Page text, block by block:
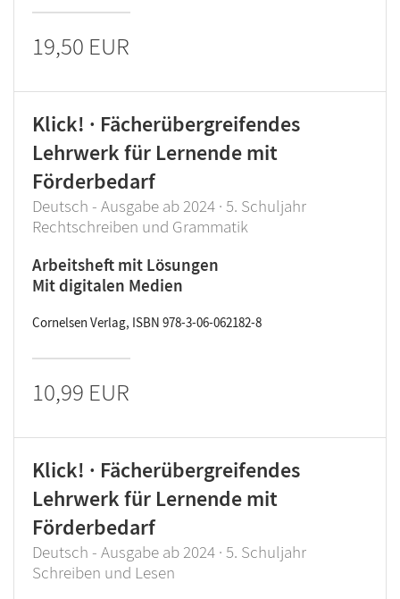
19,50 EUR
Klick! · Fächerübergreifendes
Lehrwerk für Lernende mit
Förderbedarf
Deutsch - Ausgabe ab 2024 · 5. Schuljahr
Rechtschreiben und Grammatik
Arbeitsheft mit Lösungen
Mit digitalen Medien
Cornelsen Verlag, ISBN 978-3-06-062182-8
10,99 EUR
Klick! · Fächerübergreifendes
Lehrwerk für Lernende mit
Förderbedarf
Deutsch - Ausgabe ab 2024 · 5. Schuljahr
Schreiben und Lesen